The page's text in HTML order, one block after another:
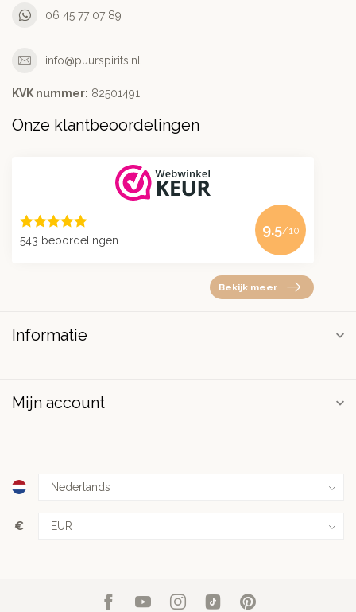
06 45 77 07 89
info@puurspirits.nl
KVK nummer: 82501491
Onze klantbeoordelingen
543 beoordelingen
9.5/10
Bekijk meer
Informatie
Mijn account
€